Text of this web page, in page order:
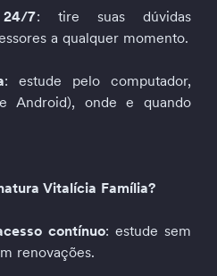
7: tire suas dúvidas
a qualquer momento.
: estude pelo computador,
Android), onde e quando
Vitalícia Família?
contínuo: estude sem
renovações.